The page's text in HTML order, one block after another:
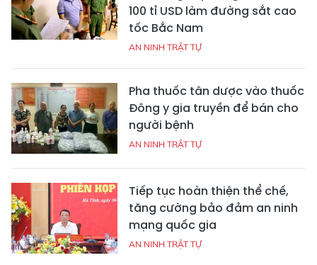
100 tỉ USD làm đường sắt cao
tốc Bắc Nam
AN NINH TRẬT TỰ
Pha thuốc tân dược vào thuốc
Đông y gia truyền để bán cho
người bệnh
AN NINH TRẬT TỰ
Tiếp tục hoàn thiện thể chế,
tăng cường bảo đảm an ninh
mạng quốc gia
AN NINH TRẬT TỰ